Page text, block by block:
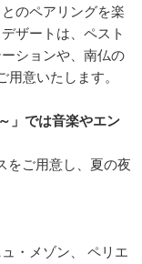
のペアリングを楽
ザートは、ペスト
ションや、南仏の
意いたします。
」では音楽やエン
をご用意し、夏の夜
・メゾン、 ペリエ